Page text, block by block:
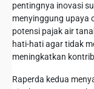
pentingnya inovasi
menyinggung upaya
potensi pajak air
hati-hati agar tidak
meningkatkan
Raperda kedua